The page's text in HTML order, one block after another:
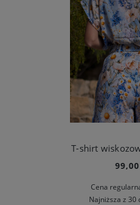
T-shirt
99,00
Cena
Najniższa z 30